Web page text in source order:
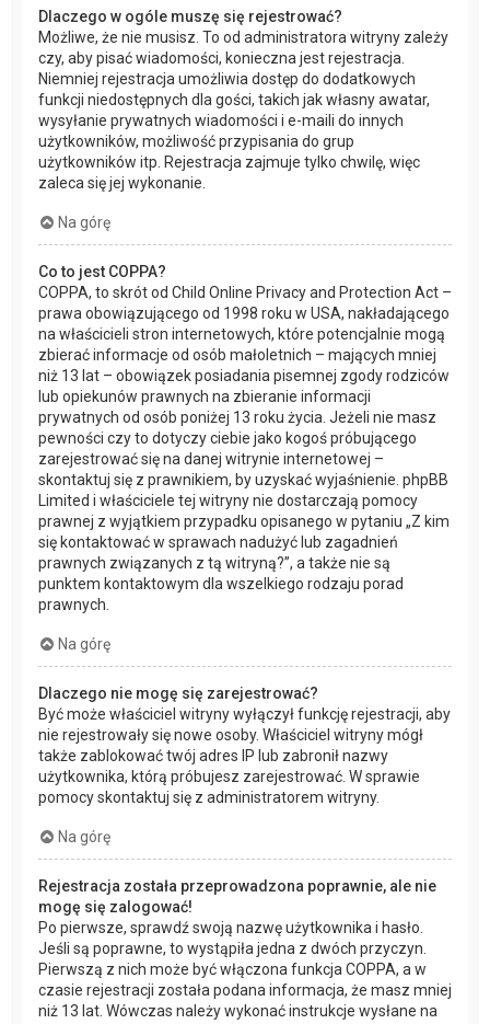
Dlaczego w ogóle muszę się rejestrować?
Możliwe, że nie musisz. To od administratora witryny zależy
czy, aby pisać wiadomości, konieczna jest rejestracja.
Niemniej rejestracja umożliwia dostęp do dodatkowych
funkcji niedostępnych dla gości, takich jak własny awatar,
wysyłanie prywatnych wiadomości i e-maili do innych
użytkowników, możliwość przypisania do grup
użytkowników itp. Rejestracja zajmuje tylko chwilę, więc
zaleca się jej wykonanie.
Na górę
Co to jest COPPA?
COPPA, to skrót od Child Online Privacy and Protection Act –
prawa obowiązującego od 1998 roku w USA, nakładającego
na właścicieli stron internetowych, które potencjalnie mogą
zbierać informacje od osób małoletnich – mających mniej
niż 13 lat – obowiązek posiadania pisemnej zgody rodziców
lub opiekunów prawnych na zbieranie informacji
prywatnych od osób poniżej 13 roku życia. Jeżeli nie masz
pewności czy to dotyczy ciebie jako kogoś próbującego
zarejestrować się na danej witrynie internetowej –
skontaktuj się z prawnikiem, by uzyskać wyjaśnienie. phpBB
Limited i właściciele tej witryny nie dostarczają pomocy
prawnej z wyjątkiem przypadku opisanego w pytaniu „Z kim
się kontaktować w sprawach nadużyć lub zagadnień
prawnych związanych z tą witryną?”, a także nie są
punktem kontaktowym dla wszelkiego rodzaju porad
prawnych.
Na górę
Dlaczego nie mogę się zarejestrować?
Być może właściciel witryny wyłączył funkcję rejestracji, aby
nie rejestrowały się nowe osoby. Właściciel witryny mógł
także zablokować twój adres IP lub zabronił nazwy
użytkownika, którą próbujesz zarejestrować. W sprawie
pomocy skontaktuj się z administratorem witryny.
Na górę
Rejestracja została przeprowadzona poprawnie, ale nie
mogę się zalogować!
Po pierwsze, sprawdź swoją nazwę użytkownika i hasło.
Jeśli są poprawne, to wystąpiła jedna z dwóch przyczyn.
Pierwszą z nich może być włączona funkcja COPPA, a w
czasie rejestracji została podana informacja, że masz mniej
niż 13 lat. Wówczas należy wykonać instrukcje wysłane na